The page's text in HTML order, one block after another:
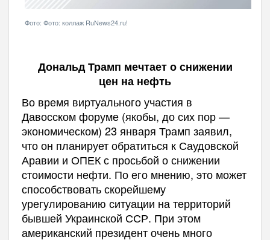
Фото: Фото: коллаж RuNews24.ru!
Дональд Трамп мечтает о снижении
цен на нефть
Во время виртуального участия в
Давосском форуме (якобы, до сих пор —
экономическом) 23 января Трамп заявил,
что он планирует обратиться к Саудовской
Аравии и ОПЕК с просьбой о снижении
стоимости нефти. По его мнению, это может
способствовать скорейшему
урегулированию ситуации на территорий
бывшей Украинской ССР. При этом
американский президент очень много